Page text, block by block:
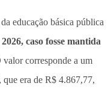
da educação básica pública
caso fosse mantida
valor corresponde a um
era de R$ 4.867,77,